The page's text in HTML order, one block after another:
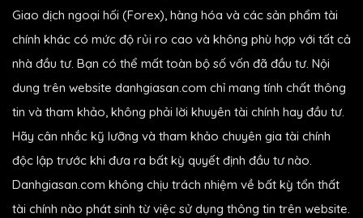
Giao dịch ngoại hối (Forex), hàng hóa và các sản phẩm tài
chính khác có mức độ rủi ro cao và không phù hợp với tất cả
nhà đầu tư. Bạn có thể mất toàn bộ số vốn đã đầu tư. Nội
dung trên website danhgiasan.com chỉ mang tính chất thông
tin và tham khảo, không phải lời khuyên tài chính hay đầu tư.
Hãy cân nhắc kỹ lưỡng và tham khảo chuyên gia tài chính
độc lập trước khi đưa ra bất kỳ quyết định đầu tư nào.
Danhgiasan.com không chịu trách nhiệm về bất kỳ tổn thất
tài chính nào phát sinh từ việc sử dụng thông tin trên website.